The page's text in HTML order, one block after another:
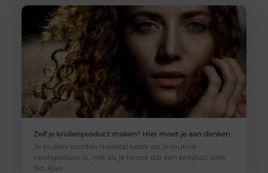
Zelf je krullenproduct maken? Hier moet je aan denken
Je krullen worden meestal beter als je routine
voorspelbaar is, niet als je hoopt dat één product alles
fixt. Kies